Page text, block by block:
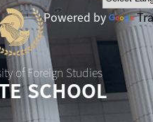
of Foreign Studies
SCHOOL
Powered by